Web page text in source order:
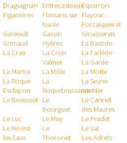
Draguignan
EntrecasteauxEsparron
Figanières
Flassans sur
Issole
Flayosc
Forcalqueiret
Garéoult Gassin
Ginasservis
Grimaud Hyères
La Bastide
La Crau
La Croix
Valmer
La Farlède
La Garde
La Martre La Môle
La Motte
La Roque
Esclapon
La
Roquebrussanne
La Seyne
sur Mer
Le Beausset Le
Bourguet
Le Cannet
des Maures
Le Luc Le Muy
Le Pradet
Le Revest
les Eaux
Le
Thoronet
Le Val
Les Adrets